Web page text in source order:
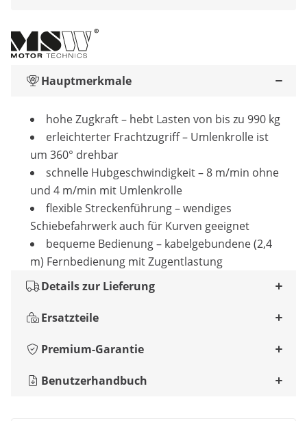
Hauptmerkmale
hohe Zugkraft – hebt Lasten von bis zu 990 kg
erleichterter Frachtzugriff – Umlenkrolle ist
um 360° drehbar
schnelle Hubgeschwindigkeit – 8 m/min ohne
und 4 m/min mit Umlenkrolle
flexible Streckenführung – wendiges
Schiebefahrwerk auch für Kurven geeignet
bequeme Bedienung – kabelgebundene (2,4
m) Fernbedienung mit Zugentlastung
Details zur Lieferung
Ersatzteile
Premium-Garantie
Benutzerhandbuch